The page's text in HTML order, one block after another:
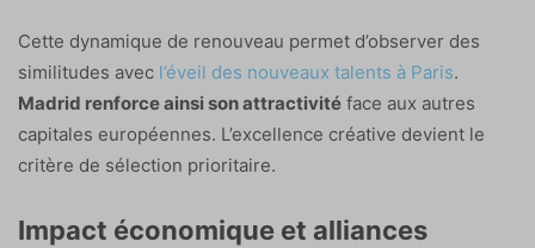
Cette dynamique de renouveau permet d’observer des
similitudes avec l’éveil des nouveaux talents à Paris.
Madrid renforce ainsi son attractivité face aux autres
capitales européennes. L’excellence créative devient le
critère de sélection prioritaire.
Impact économique et alliances